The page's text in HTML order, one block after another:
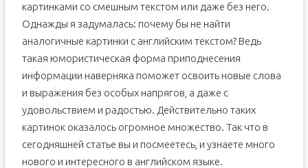
картинками со смешным текстом или даже без него.
Однажды я задумалась: почему бы не найти
аналогичные картинки с английским текстом? Ведь
такая юмористическая форма приподнесения
информации наверняка поможет освоить новые слова
и выражения без особых напрягов, а даже с
удовольствием и радостью. Действительно таких
картинок оказалось огромное множество. Так что в
сегодняшней статье вы и посмеетесь, и узнаете много
нового и интересного в английском языке.